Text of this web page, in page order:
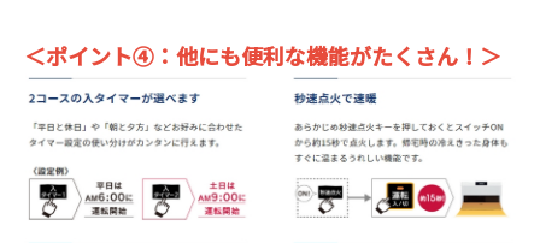
＜ポイント④：他にも便利な機能がたくさん！＞